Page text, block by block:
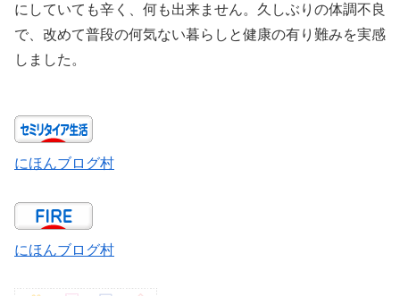
にしていても辛く、何も出来ません。久しぶりの体調不良
で、改めて普段の何気ない暮らしと健康の有り難みを実感
しました。
にほんブログ村
にほんブログ村